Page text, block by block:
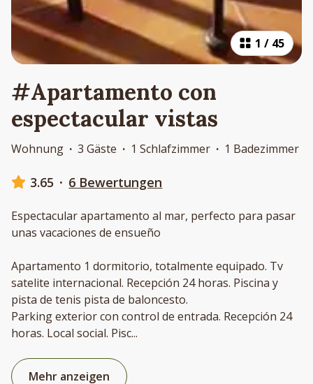
1 / 45
#Apartamento con
espectacular vistas
Wohnung · 3 Gäste · 1 Schlafzimmer · 1 Badezimmer
3.65 · 6 Bewertungen
Espectacular apartamento al mar, perfecto para pasar
unas vacaciones de ensueño
Apartamento 1 dormitorio, totalmente equipado. Tv
satelite internacional. Recepción 24 horas. Piscina y
pista de tenis pista de baloncesto.
Parking exterior con control de entrada. Recepción 24
horas. Local social. Pisc...
Mehr anzeigen